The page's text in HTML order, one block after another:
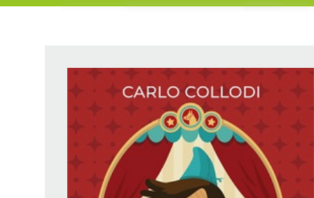
Szakmai együttműködési megállapodások
Partnereink
Munkatársaink
Közösségi szolgálat
Csoportos látogatás
Elérhetőség
Díjtételek
Kötészet és
Kérdezd a